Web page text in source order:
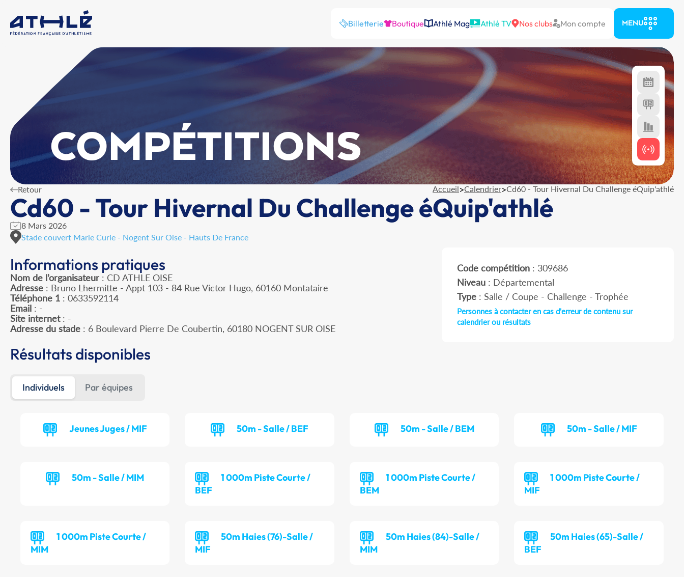
Billetterie Boutique Athlé Mag Athlé TV Nos clubs Mon compte MENU
COMPÉTITIONS
Retour Accueil>Calendrier>Cd60 - Tour Hivernal Du Challenge éQuip'athlé
Cd60 - Tour Hivernal Du Challenge éQuip'athlé
8 Mars 2026
Stade couvert Marie Curie - Nogent Sur Oise - Hauts De France
Informations pratiques
Nom de l’organisateur : CD ATHLE OISE
Adresse : Bruno Lhermitte - Appt 103 - 84 Rue Victor Hugo, 60160 Montataire
Téléphone 1 : 0633592114
Email : -
Site internet: -
Adresse du stade : 6 Boulevard Pierre De Coubertin, 60180 NOGENT SUR OISE
Code compétition: 309686
Niveau: Départemental
Type: Salle / Coupe - Challenge - Trophée
Personnes à contacter en cas d'erreur de contenu sur
calendrier ou résultats
Résultats disponibles
Individuels Par équipes
Jeunes Juges / MIF 50m - Salle / BEF 50m - Salle / BEM 50m - Salle / MIF
50m - Salle / MIM
1 000m Piste Courte /
BEF
1 000m Piste Courte /
BEM
1 000m Piste Courte /
MIF
1 000m Piste Courte /
MIM
50m Haies (76)-Salle /
MIF
50m Haies (84)-Salle /
MIM
50m Haies (65)-Salle /
BEF